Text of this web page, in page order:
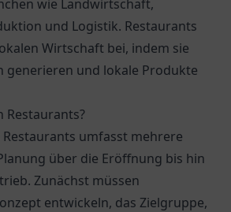
wie Landwirtschaft,
und Logistik. Restaurants
Wirtschaft bei, indem sie
generieren und lokale Produkte
Restaurants?
umfasst mehrere
über die Eröffnung bis hin
Zunächst müssen
entwickeln, das Zielgruppe,